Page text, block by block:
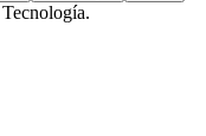
Tecnología.